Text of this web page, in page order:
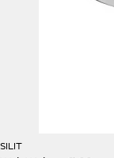
SILIT